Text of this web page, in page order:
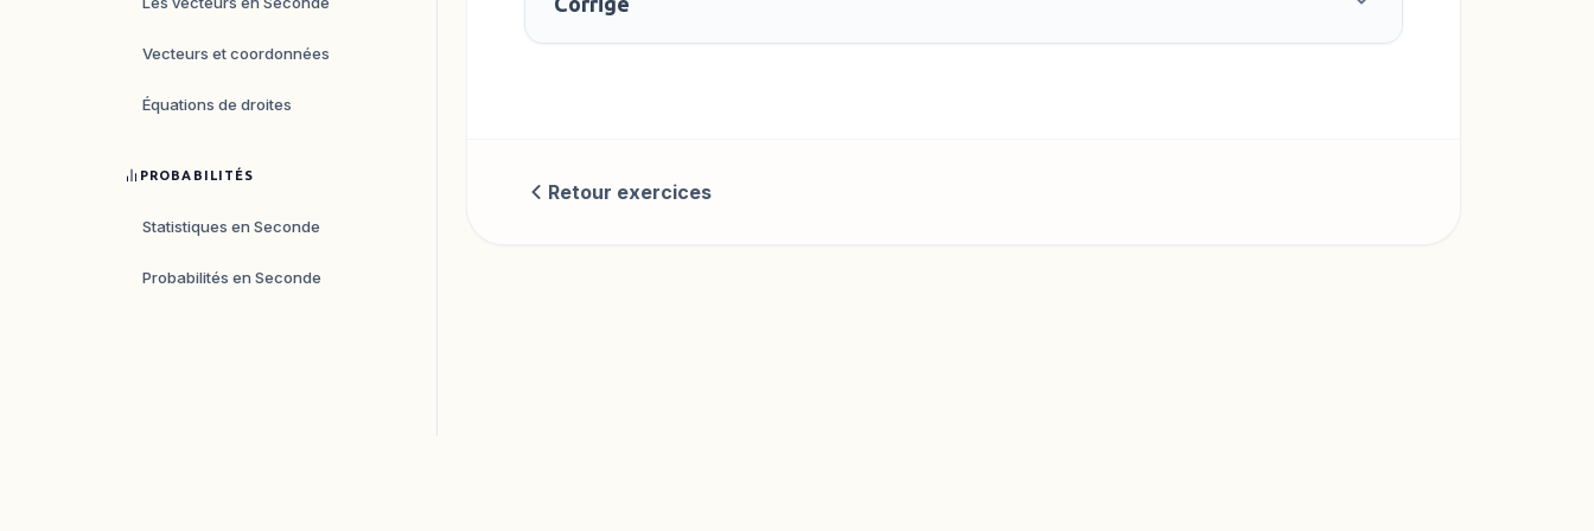
Vecteurs et coordonnées
Équations de droites
PROBABILITÉS
Statistiques en Seconde
Probabilités en Seconde
Retour exercices